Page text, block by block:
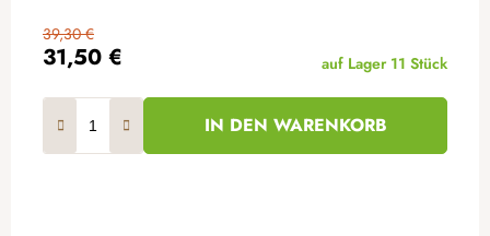
31,50 €
39,30 €
auf Lager 11 Stück
IN DEN WARENKORB